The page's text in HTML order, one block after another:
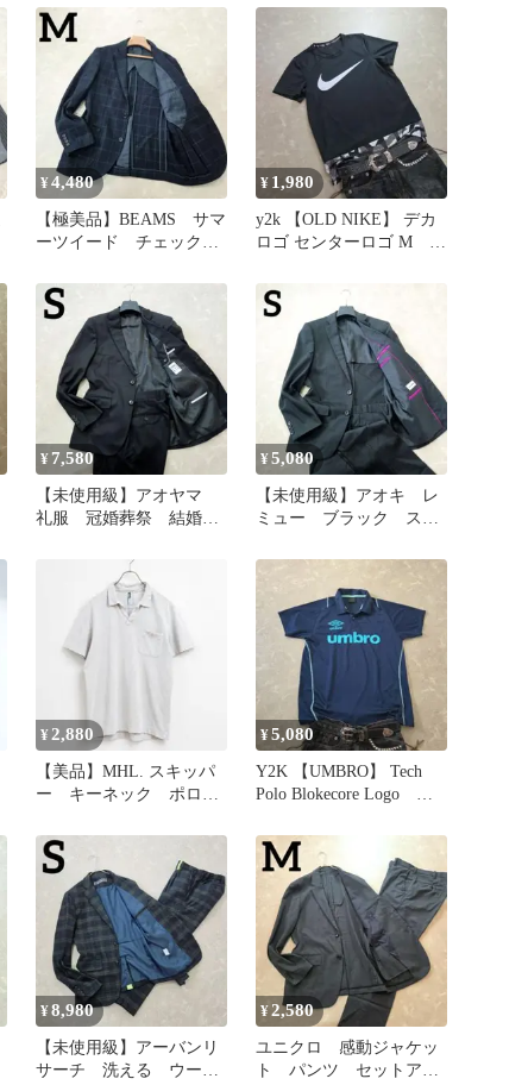
黒
¥4,480
【極美品】BEAMS サマ
ーツイード チェック
秋 M
¥ 1,980
y2k 【OLD NIKE】 デカ
ロゴ センターロゴ M 短
¥ 7,580
【未使用級】アオヤマ
礼服 冠婚葬祭 結婚
アップ 漆黒
¥5,080
【未使用級】アオキ レ
ミュー ブラック スト
婚式 背抜き
¥2,880
【美品】MHL. スキッパ
ー キーネック ポロシ
袖 胸ポケ
¥5,080
Y2K 【UMBRO】 Tech
Polo Blokecore Logo 短
¥8,980
【未使用級】アーバンリ
サーチ 洗える ウー
¥2,580
ユニクロ 感動ジャケッ
ト パンツ セットアッ